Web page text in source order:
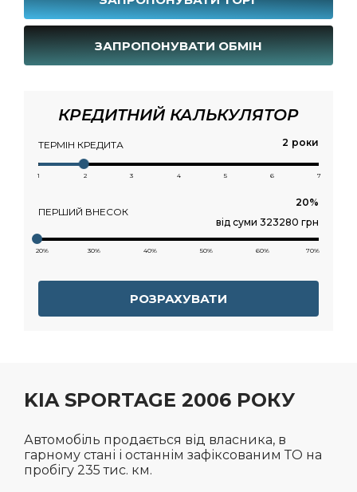
ЗАПРОПОНУВАТИ ОБМІН
КРЕДИТНИЙ КАЛЬКУЛЯТОР
ТЕРМІН КРЕДИТА роки
1 2 3 4 5 6 7
ПЕРШИЙ ВНЕСОК
від суми 323280 грн
20% 30% 40% 50% 60% 70%
РОЗРАХУВАТИ
KIA SPORTAGE 2006 РОКУ
Автомобіль продається від власника, в
гарному стані і останнім зафіксованим ТО на
пробігу 235 тис. км.